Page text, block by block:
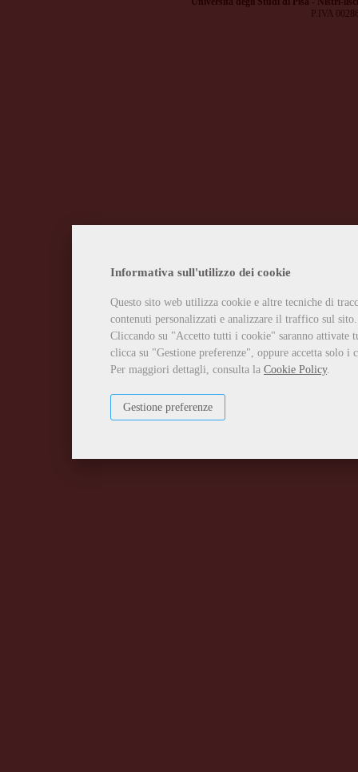
Informativa sull'utilizzo dei cookie
Questo sito web utilizza cookie e altre tecniche di
contenuti personalizzati e analizzare il traffico sul sito.
Cliccando su "Accetto tutti i cookie" saranno attivate
clicca su "Gestione preferenze", oppure accetta solo
Per maggiori dettagli, consulta la Cookie Policy.
Gestione preferenze
P.IVA